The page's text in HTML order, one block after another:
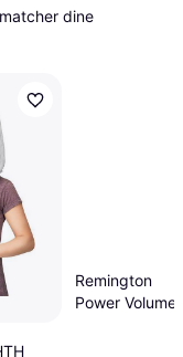
dine
Remington
Power Volume